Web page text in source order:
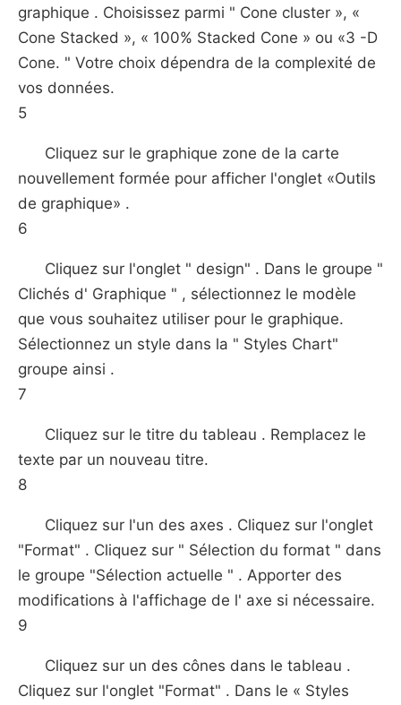
graphique . Choisissez parmi " Cone cluster », «
Cone Stacked », « 100% Stacked Cone » ou «3 -D
Cone. " Votre choix dépendra de la complexité de
vos données.
5
Cliquez sur le graphique zone de la carte
nouvellement formée pour afficher l'onglet «Outils
de graphique» .
6
Cliquez sur l'onglet " design" . Dans le groupe "
Clichés d' Graphique " , sélectionnez le modèle
que vous souhaitez utiliser pour le graphique.
Sélectionnez un style dans la " Styles Chart"
groupe ainsi .
7
Cliquez sur le titre du tableau . Remplacez le
texte par un nouveau titre.
8
Cliquez sur l'un des axes . Cliquez sur l'onglet
"Format" . Cliquez sur " Sélection du format " dans
le groupe "Sélection actuelle " . Apporter des
modifications à l'affichage de l' axe si nécessaire.
9
Cliquez sur un des cônes dans le tableau .
Cliquez sur l'onglet "Format" . Dans le « Styles